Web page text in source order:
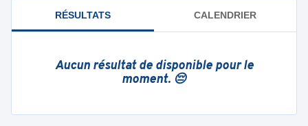
RÉSULTATS CALENDRIER
Aucun résultat de disponible pour le
moment. 😔